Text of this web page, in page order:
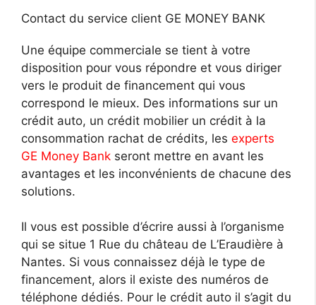
Contact du service client GE MONEY BANK
Une équipe commerciale se tient à votre
disposition pour vous répondre et vous diriger
vers le produit de financement qui vous
correspond le mieux. Des informations sur un
crédit auto, un crédit mobilier un crédit à la
consommation rachat de crédits, les experts
GE Money Bank seront mettre en avant les
avantages et les inconvénients de chacune des
solutions.
Il vous est possible d’écrire aussi à l’organisme
qui se situe 1 Rue du château de L’Eraudière à
Nantes. Si vous connaissez déjà le type de
financement, alors il existe des numéros de
téléphone dédiés. Pour le crédit auto il s’agit du